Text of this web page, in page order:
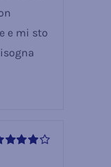
e mi sto